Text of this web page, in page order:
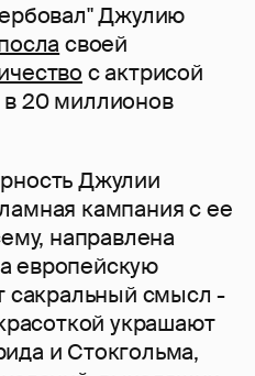
Джулию
своей
с актрисой
20 миллионов
Джулии
кампания с ее
направлена
европейскую
сакральный смысл -
украшают
и Стокгольма,